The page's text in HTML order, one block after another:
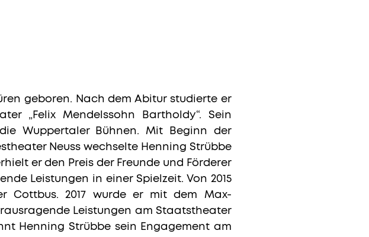
geboren. Nach dem Abitur studierte er
„Felix Mendelssohn Bartholdy“. Sein
Wuppertaler Bühnen. Mit Beginn der
Neuss wechselte Henning Strübbe
er den Preis der Freunde und Förderer
Leistungen in einer Spielzeit. Von 2015
Cottbus. 2017 wurde er mit dem Max-
Leistungen am Staatstheater
Henning Strübbe sein Engagement am